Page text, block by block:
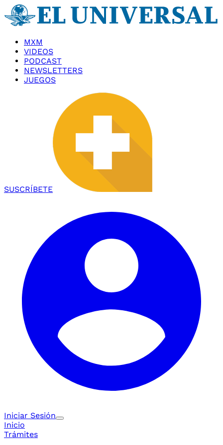
MXM
VIDEOS
PODCAST
NEWSLETTERS
JUEGOS
SUSCRÍBETE
Iniciar Sesión
Inicio
Trámites